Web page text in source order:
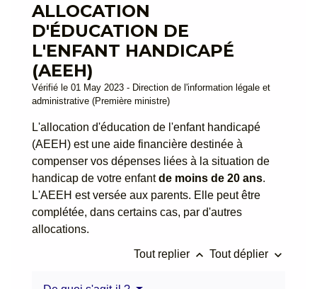
ALLOCATION
D'ÉDUCATION DE
L'ENFANT HANDICAPÉ
(AEEH)
Vérifié le 01 May 2023 - Direction de l'information légale et
administrative (Première ministre)
L'allocation d'éducation de l'enfant handicapé
(AEEH) est une aide financière destinée à
compenser vos dépenses liées à la situation de
handicap de votre enfantde moins de 20 ans.
L'AEEH est versée aux parents. Elle peut être
complétée, dans certains cas, par d'autres
allocations.
Tout replier keyboard_arrow_up Tout déplier keyboard_arrow_down